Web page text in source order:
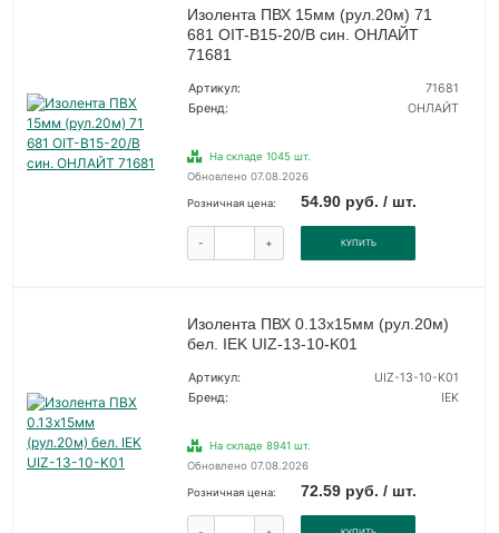
Изолента ПВХ 15мм (рул.20м) 71
681 OIT-B15-20/B син. ОНЛАЙТ
71681
Артикул:
71681
Бренд:
ОНЛАЙТ
На складе 1045 шт.
Обновлено 07.08.2026
Розничная цена: 54.90 руб. / шт.
- + КУПИТЬ
Изолента ПВХ 0.13х15мм (рул.20м)
бел. IEK UIZ-13-10-K01
Артикул:
UIZ-13-10-K01
Бренд:
IEK
На складе 8941 шт.
Обновлено 07.08.2026
Розничная цена: 72.59 руб. / шт.